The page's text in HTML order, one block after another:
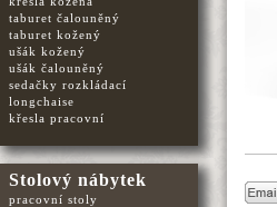
taburet čalouněný
taburet kožený
ušák kožený
ušák čalouněný
sedačky rozkládací
longchaise
křesla pracovní
Stolový nábytek
pracovní stoly